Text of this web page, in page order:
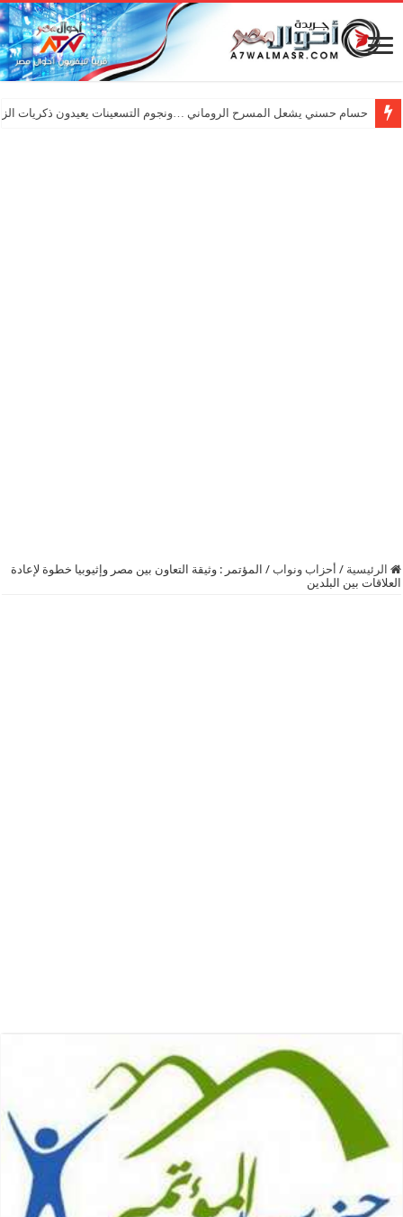
حسام حسني يشعل المسرح الروماني …ونجوم التسعينات يعيدون ذكريات
الرئيسية / أحزاب ونواب / المؤتمر : وثيقة التعاون بين مصر وإثيوبيا خطوة لإعادة
العلاقات بين البلدين